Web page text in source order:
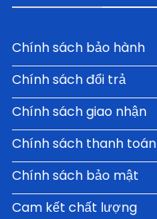
Chính sách bảo hành
Chính sách đổi trả
Chính sách giao nhận
Chính sách thanh toán
Chính sách bảo mật
Cam kết chất lượng